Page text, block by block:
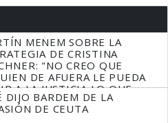
MENEM SOBRE LA
DE CRISTINA
"NO CREO QUE
DE AFUERA LE PUEDA
A LA JUSTICIA LO QUE
QUE HACER"
DIJO BARDEM DE LA
DE CEUTA